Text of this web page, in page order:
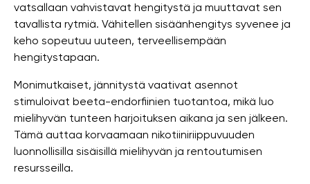
vatsallaan vahvistavat hengitystä ja muuttavat sen
tavallista rytmiä. Vähitellen sisäänhengitys syvenee ja
keho sopeutuu uuteen, terveellisempään
hengitystapaan.
Monimutkaiset, jännitystä vaativat asennot
stimuloivat beeta-endorfiinien tuotantoa, mikä luo
mielihyvän tunteen harjoituksen aikana ja sen jälkeen.
Tämä auttaa korvaamaan nikotiiniriippuvuuden
luonnollisilla sisäisillä mielihyvän ja rentoutumisen
resursseilla.